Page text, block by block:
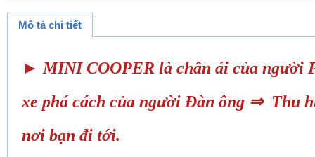
Mô tả chi tiết
► MINI COOPER là chân ái của người
xe phá cách của người Đàn ông ⇒ Thu
nơi bạn đi tới.